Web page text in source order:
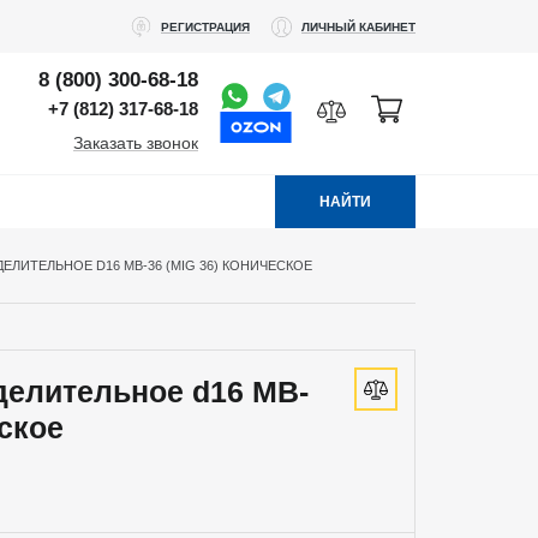
РЕГИСТРАЦИЯ ЛИЧНЫЙ КАБИНЕТ
8 (800) 300-68-18
+7 (812) 317-68-18
Заказать звонок
НАЙТИ
D16 MB-36 (MIG 36) КОНИЧЕСКОЕ
d16 MB-